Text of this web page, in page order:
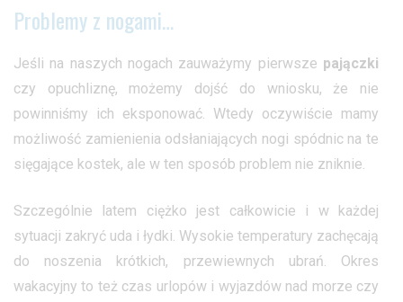
Problemy z nogami…
Jeśli na naszych nogach zauważymy pierwsze pajączki
czy opuchliznę, możemy dojść do wniosku, że nie
powinniśmy ich eksponować. Wtedy oczywiście mamy
możliwość zamienienia odsłaniających nogi spódnic na te
sięgające kostek, ale w ten sposób problem nie zniknie.
Szczególnie latem ciężko jest całkowicie i w każdej
sytuacji zakryć uda i łydki. Wysokie temperatury zachęcają
do noszenia krótkich, przewiewnych ubrań. Okres
wakacyjny to też czas urlopów i wyjazdów nad morze czy